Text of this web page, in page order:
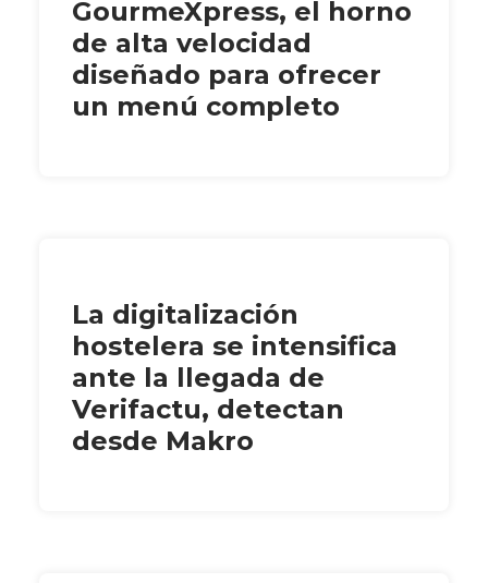
GourmeXpress, el horno
de alta velocidad
diseñado para ofrecer
un menú completo
La digitalización
hostelera se intensifica
ante la llegada de
Verifactu, detectan
desde Makro